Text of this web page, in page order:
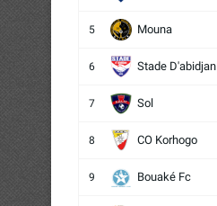
5 Mouna
6 Stade D'abidjan
7 Sol
8 CO Korhogo
9 Bouaké Fc